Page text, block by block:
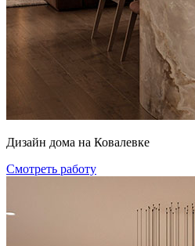
Дизайн дома на Ковалевке
Смотреть работу